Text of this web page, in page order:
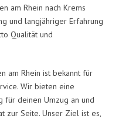
am Rhein nach Krems
und langjähriger Erfahrung
Qualität und
am Rhein ist bekannt für
Wir bieten eine
für deinen Umzug an und
zur Seite. Unser Ziel ist es,